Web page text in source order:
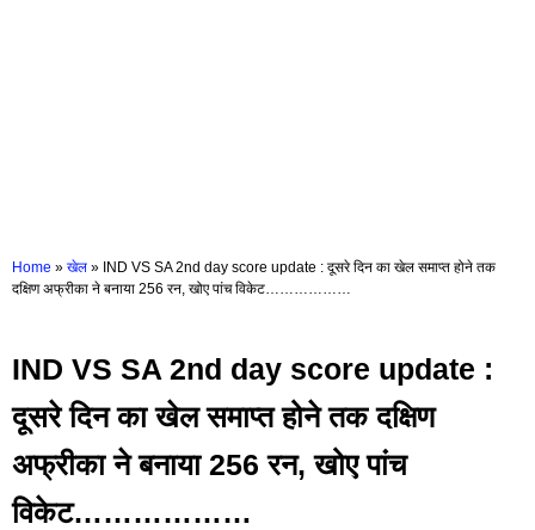
Home » खेल » IND VS SA 2nd day score update : दूसरे दिन का खेल समाप्त होने तक
दक्षिण अफ्रीका ने बनाया 256 रन, खोए पांच विकेट………………
IND VS SA 2nd day score update :
दूसरे दिन का खेल समाप्त होने तक दक्षिण
अफ्रीका ने बनाया 256 रन, खोए पांच
विकेट………………